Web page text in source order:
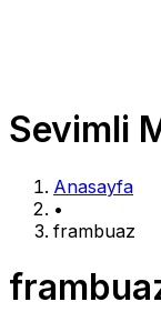
Sevimli
Anasayfa
•
frambuaz